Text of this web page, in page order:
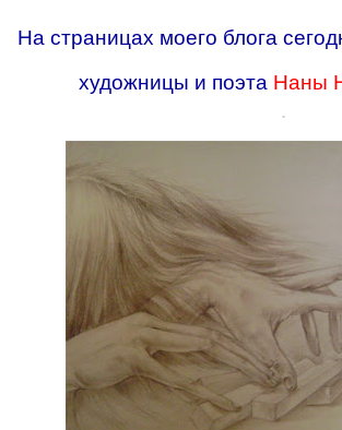
На страницах моего блога
художницы и поэта Наны
.